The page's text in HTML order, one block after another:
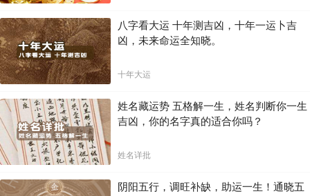
八字看大运 十年测吉凶，十年一运卜吉
凶，未来命运全知晓。
十年大运
姓名藏运势 五格解一生，姓名判断你一生
吉凶，你的名字真的适合你吗？
姓名详批
阴阳五行，调旺补缺，助运一生！通晓五